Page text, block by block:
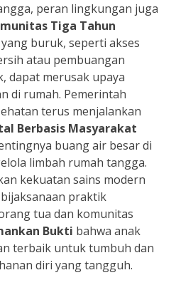
peran lingkungan juga
Tiga Tahun
buruk, seperti akses
atau pembuangan
dapat merusak upaya
di rumah. Pemerintah
terus menjalankan
Berbasis Masyarakat
buang air besar di
limbah rumah tangga.
kekuatan sains modern
praktik
tua dan komunitas
Bukti bahwa anak
terbaik untuk tumbuh dan
diri yang tangguh.